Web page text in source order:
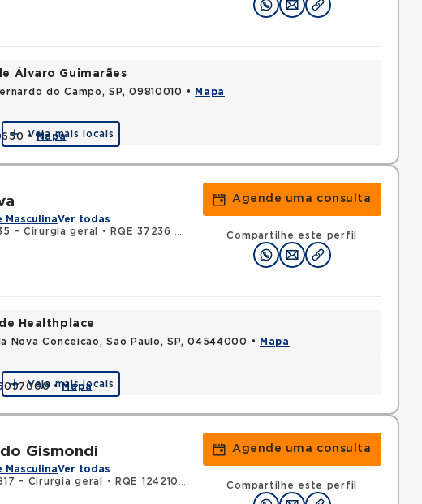
Álvaro Guimarães
do Campo, SP, 09810010 • Mapa
•Mapa
Veja mais locais
MasculinaVer todas
- Cirurgia geral •
RQE 37236 - Urologia
Agende uma consulta
Compartilhe este perfil
Healthplace
Nova Conceicao, Sao Paulo, SP, 04544000 • Mapa
•Mapa
Veja mais locais
Gismondi
MasculinaVer todas
- Cirurgia geral •
RQE 124210 - Urologia
Agende uma consulta
Compartilhe este perfil